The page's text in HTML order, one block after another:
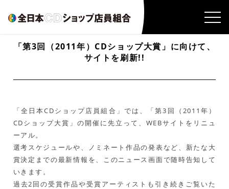
「第3回（2011年）CDショップ大賞」に向けて、
サイトを刷新!!
「全日本CDショップ店員組合」では、「第3回（2011年）
CDショップ大賞」の開催に先立って、WEBサイトをリニュ
ーアル。
選考スケジュールや、ノミネート作品の発表など、新たな大
賞決定までの最新情報を、このニュース画面で随時告知して
いきます。
過去2回の受賞作品や受賞アーティストも引き続きご覧いた